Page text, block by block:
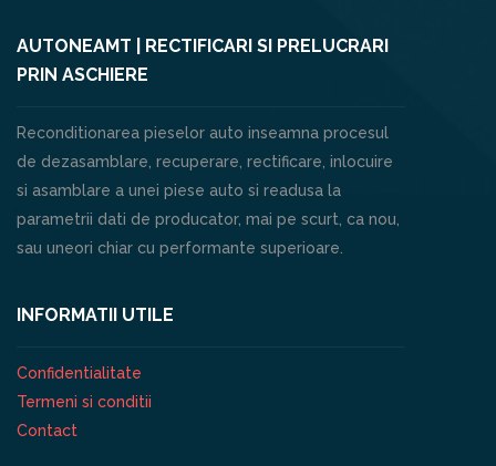
AUTONEAMT | RECTIFICARI SI PRELUCRARI
PRIN ASCHIERE
Reconditionarea pieselor auto inseamna procesul
de dezasamblare, recuperare, rectificare, inlocuire
si asamblare a unei piese auto si readusa la
parametrii dati de producator, mai pe scurt, ca nou,
sau uneori chiar cu performante superioare.
INFORMATII UTILE
Confidentialitate
Termeni si conditii
Contact